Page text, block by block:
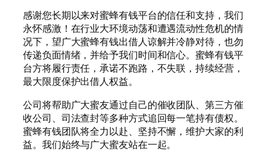
感谢您长期以来对蜜蜂有钱平台的信任和支持，我们
永怀感激！在行业大环境动荡和遭遇流动性危机的情
况下，望广大蜜蜂有钱出借人谅解并冷静对待，也勿
传递负面情绪，并给予我们时间和信心。蜜蜂有钱平
台方将履行责任，承诺不跑路，不失联，持续经营，
最大限度保护出借人权益。
公司将帮助广大蜜友通过自己的催收团队、第三方催
收公司、司法查封等多种方式追回每一笔持有债权。
蜜蜂有钱团队将全力以赴、坚持不懈，维护大家的利
益。我们始终与广大蜜友站在一起。